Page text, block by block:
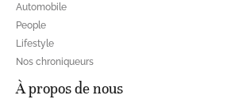
Automobile
People
Lifestyle
Nos chroniqueurs
À propos de nous